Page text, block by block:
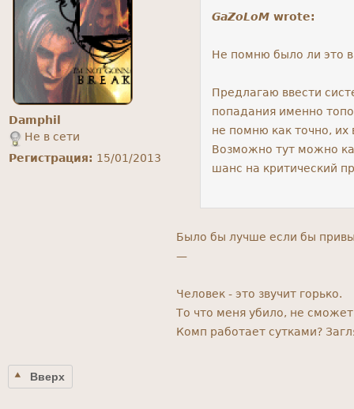
Damphil
Не в сети
Регистрация: 15/01/2013
GaZoLoM wrote:
Не помню было ли это
Предлагаю ввести
попадания именно
не помню как точно,
Возможно тут можно
шанс на критический
Было бы лучше если бы
—
Человек - это звучит горько.
То что меня убило, не
Комп работает сутками?
Вверх